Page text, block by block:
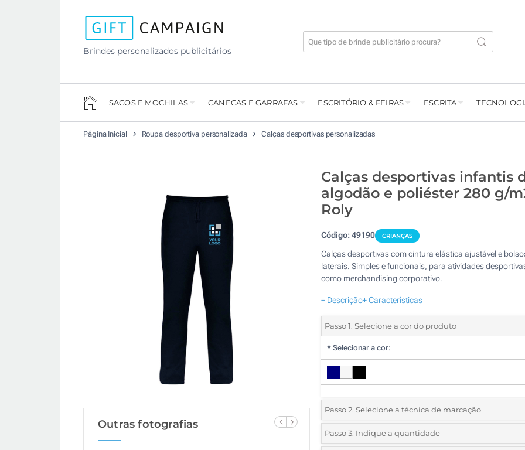
Brindes personalizados publicitários
SACOS E MOCHILAS CANECAS E GARRAFAS ESCRITÓRIO & FEIRAS ESCRITA
Página Inicial Roupa desportiva personalizada Calças desportivas personalizadas
Outras fotografias
Calças desportivas infantis
algodão e poliéster 280 g/
Roly
Código:49190 CRIANÇAS
Calças desportivas com cintura elástica ajustável e
laterais. Simples e funcionais, para atividades
como merchandising corporativo.
+ Descrição+ Características
Passo 1. Selecione a cor do produto
* Selecionar a cor:
Passo 2. Selecione a técnica de marcação
*Selecione o tipo de marcação e as cores do logotipo:
Passo 3. Indique a quantidade